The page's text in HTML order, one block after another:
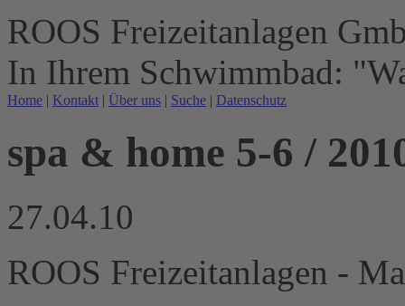
ROOS Freizeitanlagen
In Ihrem Schwimmbad:
Home | Kontakt | Über uns | Suche | Datenschutz
spa & home 5-6 /
27.04.10
ROOS Freizeitanlagen -